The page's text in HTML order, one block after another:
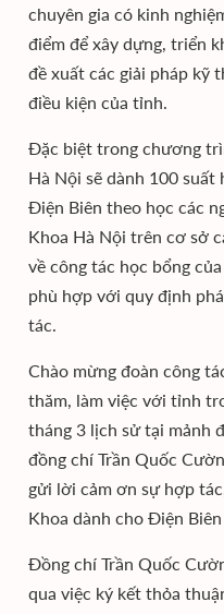
chuyên gia có kinh
điểm để xây dựng, triển
đề xuất các giải pháp kỹ
điều kiện của tỉnh.
Đặc biệt trong chương
Hà Nội sẽ dành 100
Điện Biên theo học các
Khoa Hà Nội trên cơ sở
về công tác học bổng
phù hợp với quy định
tác.
Chào mừng đoàn công
thăm, làm việc với tỉnh
tháng 3 lịch sử tại mảnh
đồng chí Trần Quốc
gửi lời cảm ơn sự hợp
Khoa dành cho Điện
Đồng chí Trần Quốc
qua việc ký kết thỏa